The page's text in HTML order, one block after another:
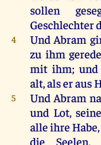
sollen
Geschlechter
4 Und Abram
zu ihm
mit ihm; und
alt,alseraus
5 Und Abram
und Lot,
alleihre Habe
die
Seelen